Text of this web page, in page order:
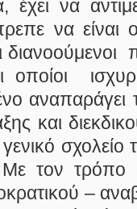
έχει να
να είναι
οποίοι
αναπαράγει
και
σχολείο
Με τον τρόπο
–